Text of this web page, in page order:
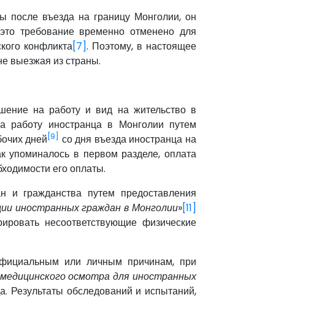
после въезда на границу Монголии, он
требование временно отменено для
конфликта[7]. Поэтому, в настоящее
выезжая из страны.
на работу и вид на жительство в
работу иностранца в Монголии путем
дней [9]
со дня въезда иностранца на
упоминалось в первом разделе, оплата
его оплаты.
и гражданства путем предоставления
иностранных граждан в Монголии»[11]
несоответствующие физические
или личным причинам, при
осмотра для иностранных
Результаты обследований и испытаний,